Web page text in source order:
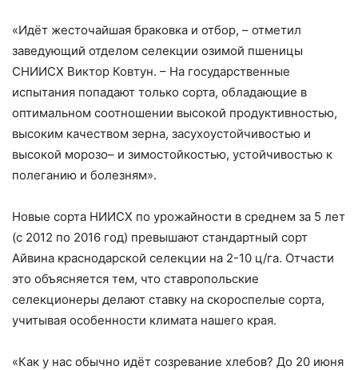
«Идёт жесточайшая браковка и отбор, – отметил
заведующий отделом селекции озимой пшеницы
СНИИСХ Виктор Ковтун. – На государственные
испытания попадают только сорта, обладающие в
оптимальном соотношении высокой продуктивностью,
высоким качеством зерна, засухоустойчивостью и
высокой морозо– и зимостойкостью, устойчивостью к
полеганию и болезням».
Новые сорта НИИСХ по урожайности в среднем за 5 лет
(с 2012 по 2016 год) превышают стандартный сорт
Айвина краснодарской селекции на 2-10 ц/га. Отчасти
это объясняется тем, что ставропольские
селекционеры делают ставку на скороспелые сорта,
учитывая особенности климата нашего края.
«Как у нас обычно идёт созревание хлебов? До 20 июня